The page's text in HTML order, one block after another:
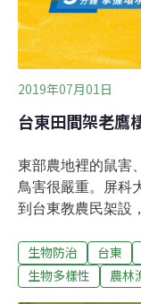
2019年07月01日
台東田間架老鷹
東部農地裡的鼠害
鳥害很嚴重。屏科
到台東教農民架設
的竹子，加上幾根
在農田的小角落，
生物防治 台東
生物多樣性
農林